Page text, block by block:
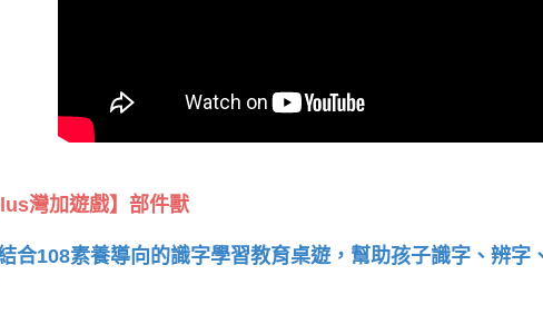
灣加遊戲】部件獸
合108素養導向的識字學習教育桌遊，幫助孩子識字、辨字